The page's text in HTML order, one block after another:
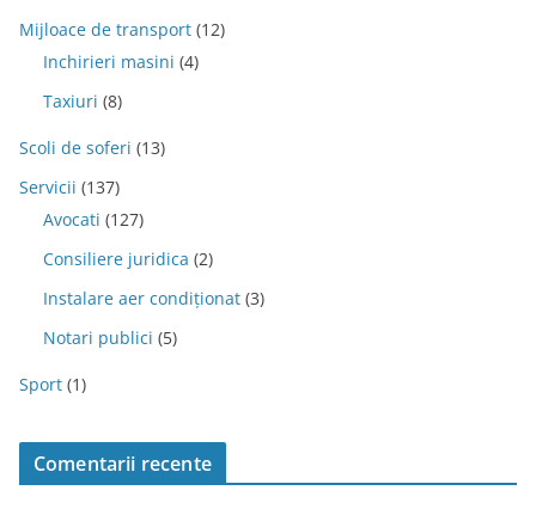
Mijloace de transport (12)
Inchirieri masini (4)
Taxiuri (8)
Scoli de soferi (13)
Servicii (137)
Avocati (127)
Consiliere juridica (2)
Instalare aer condiționat (3)
Notari publici (5)
Sport (1)
Comentarii recente